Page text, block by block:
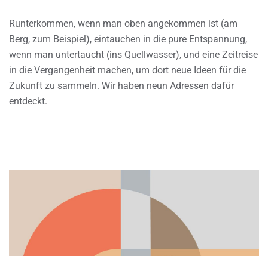
Runterkommen, wenn man oben angekommen ist (am
Berg, zum Beispiel), eintauchen in die pure Entspannung,
wenn man untertaucht (ins Quellwasser), und eine Zeitreise
in die Vergangenheit machen, um dort neue Ideen für die
Zukunft zu sammeln. Wir haben neun Adressen dafür
entdeckt.